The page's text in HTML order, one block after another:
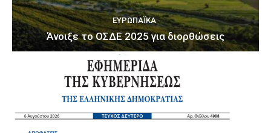
ΕΥΡΩΠΑΪΚΆ
Άνοιξε το ΟΣΔΕ 2025 για διορθώσεις